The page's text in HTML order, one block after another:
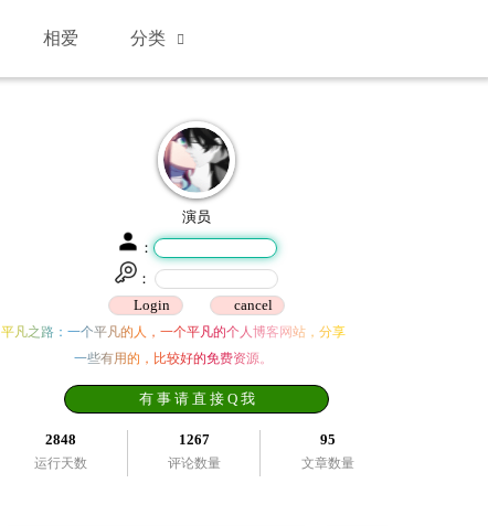
相爱 分类
演员
：
：
平凡之路：一个平凡的人，一个平凡的个人博客网站，分享
一些有用的，比较好的免费资源。
有 事 请 直 接 Q 我
2848
运行天数
1267
评论数量
95
文章数量